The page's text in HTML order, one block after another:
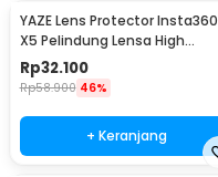
YAZE Lens Protector Insta360
X5 Pelindung Lensa High
Transparency - I3X5L
Rp32.100
Rp58.900 46%
+ Keranjang